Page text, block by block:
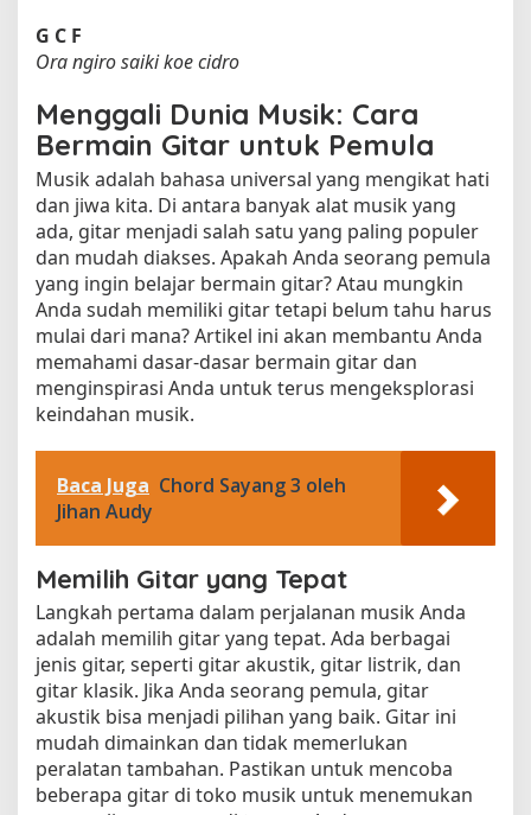
G C F
Ora ngiro saiki koe cidro
Menggali Dunia Musik: Cara
Bermain Gitar untuk Pemula
Musik adalah bahasa universal yang mengikat hati
dan jiwa kita. Di antara banyak alat musik yang
ada, gitar menjadi salah satu yang paling populer
dan mudah diakses. Apakah Anda seorang pemula
yang ingin belajar bermain gitar? Atau mungkin
Anda sudah memiliki gitar tetapi belum tahu harus
mulai dari mana? Artikel ini akan membantu Anda
memahami dasar-dasar bermain gitar dan
menginspirasi Anda untuk terus mengeksplorasi
keindahan musik.
Baca Juga Chord Sayang 3 oleh
Jihan Audy
Memilih Gitar yang Tepat
Langkah pertama dalam perjalanan musik Anda
adalah memilih gitar yang tepat. Ada berbagai
jenis gitar, seperti gitar akustik, gitar listrik, dan
gitar klasik. Jika Anda seorang pemula, gitar
akustik bisa menjadi pilihan yang baik. Gitar ini
mudah dimainkan dan tidak memerlukan
peralatan tambahan. Pastikan untuk mencoba
beberapa gitar di toko musik untuk menemukan